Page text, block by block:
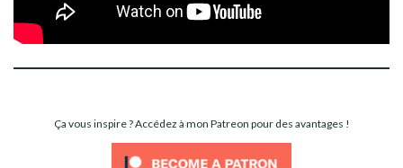
Ça vous inspire ? Accédez à mon Patreon pour des avantages !